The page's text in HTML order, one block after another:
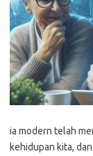
ia modern telah
kehidupan kita,